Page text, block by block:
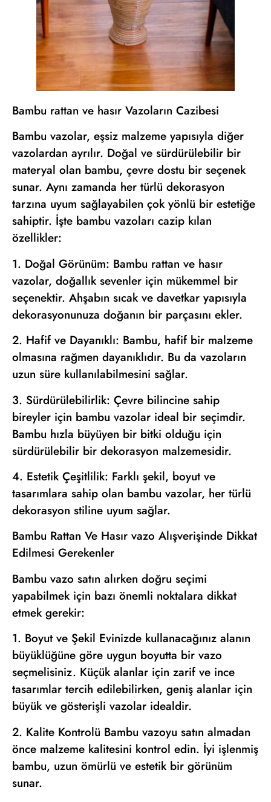
Bambu rattan ve hasır Vazoların Cazibesi
Bambu vazolar, eşsiz malzeme yapısıyla diğer
vazolardan ayrılır. Doğal ve sürdürülebilir bir
materyal olan bambu, çevre dostu bir seçenek
sunar. Aynı zamanda her türlü dekorasyon
tarzına uyum sağlayabilen çok yönlü bir estetiğe
sahiptir. İşte bambu vazoları cazip kılan
özellikler:
1. Doğal Görünüm: Bambu rattan ve hasır
vazolar, doğallık sevenler için mükemmel bir
seçenektir. Ahşabın sıcak ve davetkar yapısıyla
dekorasyonunuza doğanın bir parçasını ekler.
2. Hafif ve Dayanıklı: Bambu, hafif bir malzeme
olmasına rağmen dayanıklıdır. Bu da vazoların
uzun süre kullanılabilmesini sağlar.
3. Sürdürülebilirlik: Çevre bilincine sahip
bireyler için bambu vazolar ideal bir seçimdir.
Bambu hızla büyüyen bir bitki olduğu için
sürdürülebilir bir dekorasyon malzemesidir.
4. Estetik Çeşitlilik: Farklı şekil, boyut ve
tasarımlara sahip olan bambu vazolar, her türlü
dekorasyon stiline uyum sağlar.
Bambu Rattan Ve Hasır vazo Alışverişinde Dikkat
Edilmesi Gerekenler
Bambu vazo satın alırken doğru seçimi
yapabilmek için bazı önemli noktalara dikkat
etmek gerekir:
1. Boyut ve Şekil Evinizde kullanacağınız alanın
büyüklüğüne göre uygun boyutta bir vazo
seçmelisiniz. Küçük alanlar için zarif ve ince
tasarımlar tercih edilebilirken, geniş alanlar için
büyük ve gösterişli vazolar idealdir.
2. Kalite Kontrolü Bambu vazoyu satın almadan
önce malzeme kalitesini kontrol edin. İyi işlenmiş
bambu, uzun ömürlü ve estetik bir görünüm
sunar.